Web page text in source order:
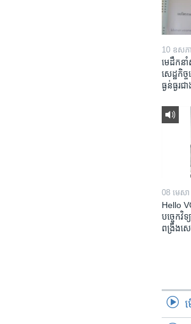
10 ឧសភ
មេដឹកនាំ
សេដ្ឋកិច្
ធ្ងន់ធ្ងរជ
08 មេស
Hello
បច្ចេកវិ
ពង្រឹង​​សេ